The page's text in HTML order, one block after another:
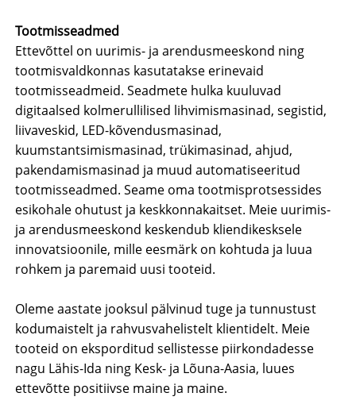
Tootmisseadmed
Ettevõttel on uurimis- ja arendusmeeskond ning
tootmisvaldkonnas kasutatakse erinevaid
tootmisseadmeid. Seadmete hulka kuuluvad
digitaalsed kolmerullilised lihvimismasinad, segistid,
liivaveskid, LED-kõvendusmasinad,
kuumstantsimismasinad, trükimasinad, ahjud,
pakendamismasinad ja muud automatiseeritud
tootmisseadmed. Seame oma tootmisprotsessides
esikohale ohutust ja keskkonnakaitset. Meie uurimis-
ja arendusmeeskond keskendub kliendikesksele
innovatsioonile, mille eesmärk on kohtuda ja luua
rohkem ja paremaid uusi tooteid.
Oleme aastate jooksul pälvinud tuge ja tunnustust
kodumaistelt ja rahvusvahelistelt klientidelt. Meie
tooteid on eksporditud sellistesse piirkondadesse
nagu Lähis-Ida ning Kesk- ja Lõuna-Aasia, luues
ettevõtte positiivse maine ja maine.